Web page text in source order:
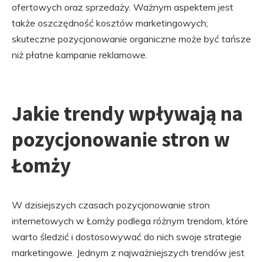
ofertowych oraz sprzedaży. Ważnym aspektem jest
także oszczędność kosztów marketingowych;
skuteczne pozycjonowanie organiczne może być tańsze
niż płatne kampanie reklamowe.
Jakie trendy wpływają na
pozycjonowanie stron w
Łomży
W dzisiejszych czasach pozycjonowanie stron
internetowych w Łomży podlega różnym trendom, które
warto śledzić i dostosowywać do nich swoje strategie
marketingowe. Jednym z najważniejszych trendów jest